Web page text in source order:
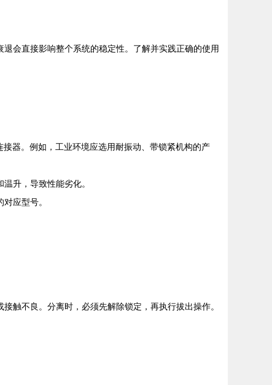
会直接影响整个系统的稳定性。了解并实践正确的使用
器。例如，工业环境应选用耐振动、带锁紧机构的产
升，导致性能劣化。
应型号。
触不良。分离时，必须先解除锁定，再执行拔出操作。